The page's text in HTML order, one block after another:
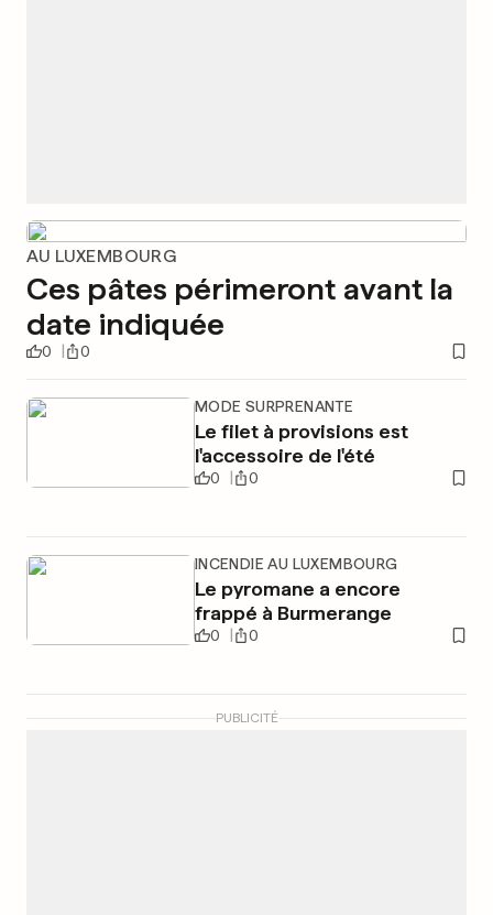
AU LUXEMBOURG
Ces pâtes périmeront avant la
date indiquée
0 0
MODE SURPRENANTE
Le filet à provisions est
l'accessoire de l'été
0 0
INCENDIE AU LUXEMBOURG
Le pyromane a encore
frappé à Burmerange
0 0
PUBLICITÉ